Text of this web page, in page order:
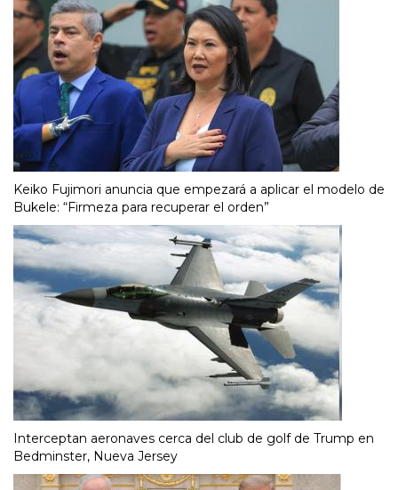
Keiko Fujimori anuncia que empezará a aplicar el modelo de
Bukele: “Firmeza para recuperar el orden”
Interceptan aeronaves cerca del club de golf de Trump en
Bedminster, Nueva Jersey